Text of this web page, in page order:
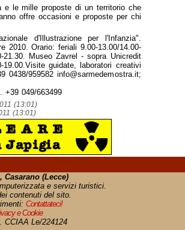
le mille proposte di un territorio che
offre occasioni e proposte per chi
d'Illustrazione per l'Infanzia".
2010. Orario: feriali 9.00-13.00/14.00-
21.30. Museo Zavrel - sopra Unicredit
guidate, laboratori creativi
959582 info@sarmedemostra.it;
+39 049/663499
(13:01)
(13:01)
(Lecce)
e servizi turistici.
contenuti del sito.
Contattateci!
e Cookie
CCIAA Le/224124